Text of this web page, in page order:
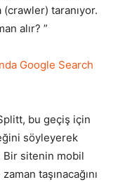
taranıyor.
alır? ”
Google Search
bu geçiş için
söyleyerek
sitenin mobil
taşınacağını